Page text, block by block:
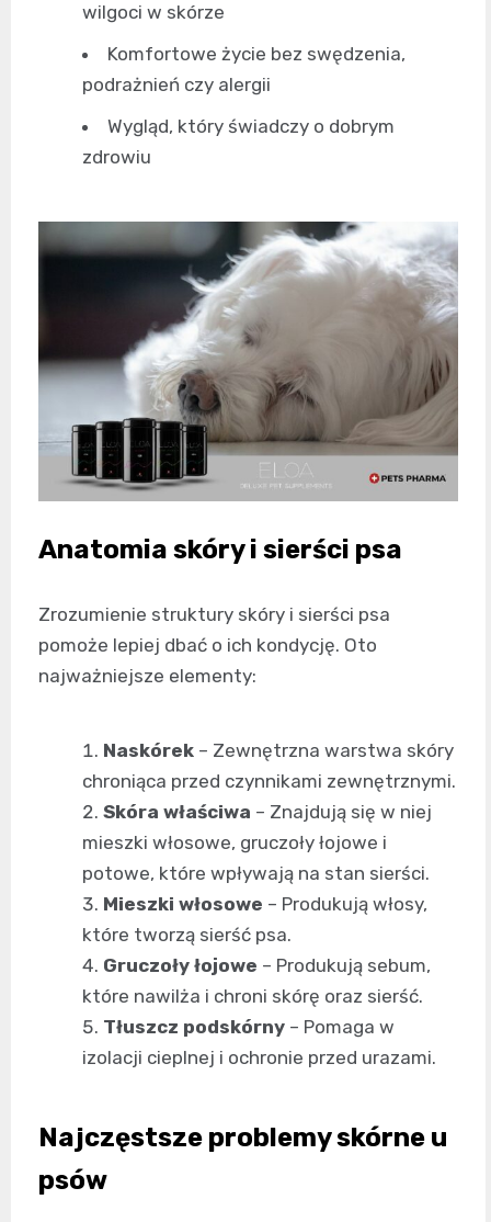
wilgoci w skórze
Komfortowe życie bez swędzenia,
podrażnień czy alergii
Wygląd, który świadczy o dobrym
zdrowiu
Anatomia skóry i sierści psa
Zrozumienie struktury skóry i sierści psa
pomoże lepiej dbać o ich kondycję. Oto
najważniejsze elementy:
Naskórek – Zewnętrzna warstwa skóry
chroniąca przed czynnikami zewnętrznymi.
Skóra właściwa – Znajdują się w niej
mieszki włosowe, gruczoły łojowe i
potowe, które wpływają na stan sierści.
Mieszki włosowe – Produkują włosy,
które tworzą sierść psa.
Gruczoły łojowe – Produkują sebum,
które nawilża i chroni skórę oraz sierść.
Tłuszcz podskórny – Pomaga w
izolacji cieplnej i ochronie przed urazami.
Najczęstsze problemy skórne u
psów